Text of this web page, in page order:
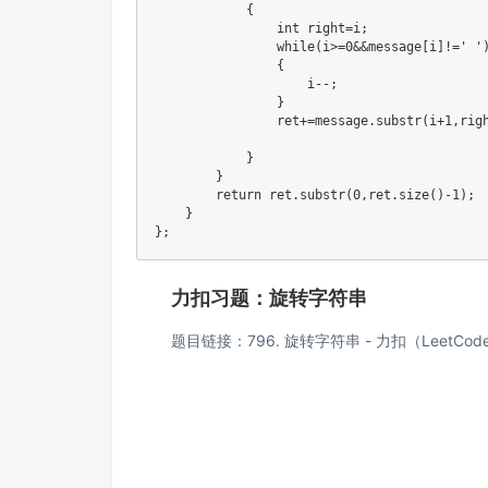
            {
                int right=i;
                while(i>=0&&message[i]!=' ')
                {
                    i--;
                }
            }
        }
        return ret.substr(0,ret.size()-1);
    }
};
力扣习题：旋转字符串
题目链接： 796. 旋转字符串 - 力扣（LeetCode